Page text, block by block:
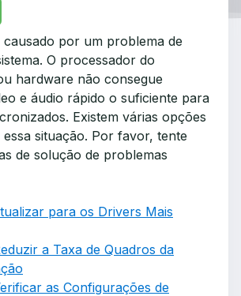
causado por um problema de
O processador do
hardware não consegue
e áudio rápido o suficiente para
Existem várias opções
situação. Por favor, tente
de solução de problemas
para os Drivers Mais
a Taxa de Quadros da
as Configurações de